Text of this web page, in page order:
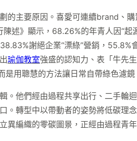
的主要原因。喜愛可連續brand、
述》顯示，68.26%的年青人因“
謝絕企業“漂綠”營銷，
瑜伽教室強盛的認知力、表「牛先
是用聰慧的方法讓日常自帶綠色濾
他們經由過程共享出行、二手輪
轉型中以帶動者的姿勢將低碳理
編織的零碳圖景，正經由過程青